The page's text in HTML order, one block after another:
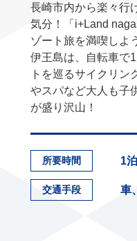
長崎市内から楽々行
気分！「i+Land
ゾート旅を満喫しよ
伊王島は、自転車で
トを巡るサイクリン
やスパなど大人も子
が盛り沢山！
所要時間 1
交通手段 車